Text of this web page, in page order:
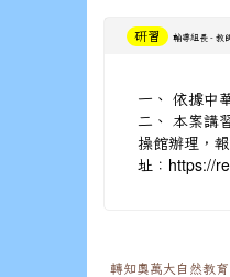
研習 輔導組長- 教
一、 依據中
二、 本案講
操館辦理，
址： https://
轉知奧萬大自然教